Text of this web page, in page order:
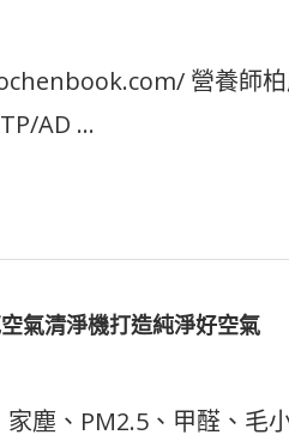
營養師柏
AD …
氣清淨機打造純淨好空氣
塵、PM2.5、甲醛、毛